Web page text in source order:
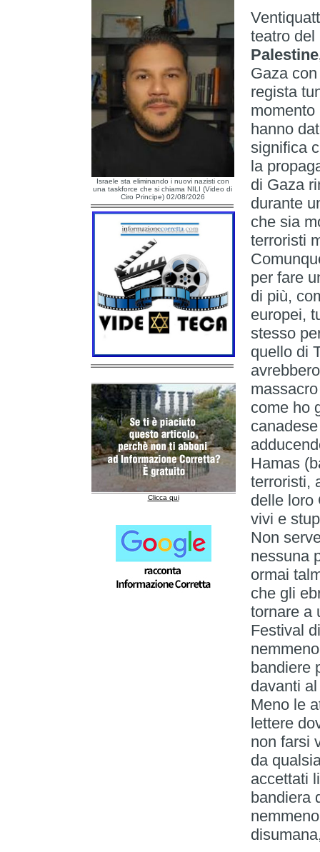
Israele sta eliminando i nuovi nazisti con
una taskforce che si chiama NILI (Video di
Ciro Principe) 02/08/2026
Clicca qui
teatro
Gaza
regista
hanno
significa
la
di Gaza
durante
che sia
terroristi
per fare
di più,
europei,
stesso
quello di
come ho
Hamas
terroristi,
delle loro
vivi e
Non
nessuna
ormai
che gli
tornare a
Festival
bandiere
davanti
Meno le
lettere
non farsi
da
accettati
bandiera